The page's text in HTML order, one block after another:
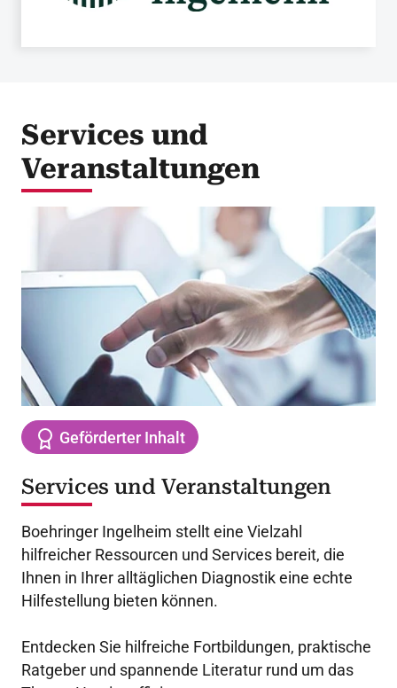
Services und
Veranstaltungen
Geförderter Inhalt
Services und Veranstaltungen
Boehringer Ingelheim stellt eine Vielzahl
hilfreicher Ressourcen und Services bereit, die
Ihnen in Ihrer alltäglichen Diagnostik eine echte
Hilfestellung bieten können.
Entdecken Sie hilfreiche Fortbildungen, praktische
Ratgeber und spannende Literatur rund um das